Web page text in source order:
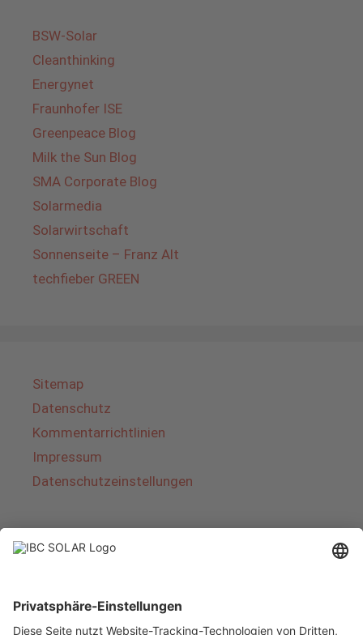
BSW-Solar
Cleanthinking
Energynet
Fraunhofer ISE
Greenpeace Blog
Milk the Sun Blog
SMA Corporate Blog
Solarmedia
Solarwirtschaft
Sonnenseite – Franz Alt
techfieber GREEN
Sitemap
Datenschutz
Kommentarrichtlinien
Impressum
Datenschutzeinstellungen
Über IBC SOLAR
von Energielösungen und Dienstleistungen im
Bereich Photovoltaik und Speicher. Das